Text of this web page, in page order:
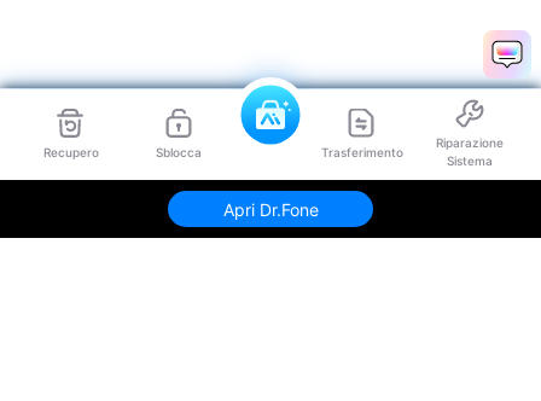
Recupero Sblocca Trasferimento
Riparazione
Sistema
Apri Dr.Fone